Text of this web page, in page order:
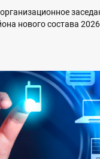
нового состава